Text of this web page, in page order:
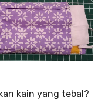
kain yang tebal?